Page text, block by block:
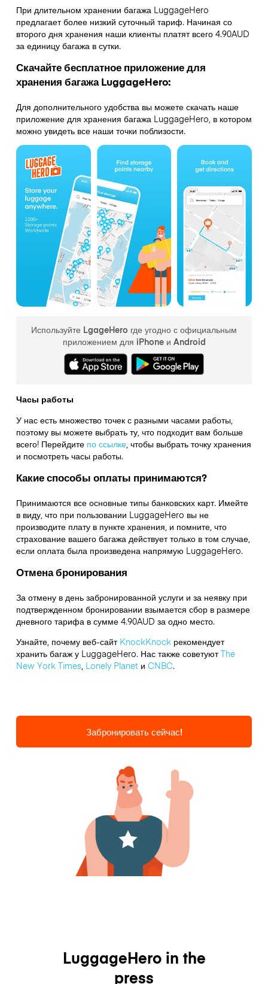
При длительном хранении багажа LuggageHero
предлагает более низкий суточный тариф. Начиная со
второго дня хранения наши клиенты платят всего 4.90AUD
за единицу багажа в сутки.
Скачайте бесплатное приложение для
хранения багажа LuggageHero:
Для дополнительного удобства вы можете скачать наше
приложение для хранения багажа LuggageHero, в котором
можно увидеть все наши точки поблизости.
Используйте LgageHero где угодно с официальным
приложением для iPhone и Android
Часы работы
У нас есть множество точек с разными часами работы,
поэтому вы можете выбрать ту, что подходит вам больше
всего! Перейдите по ссылке, чтобы выбрать точку хранения
и посмотреть часы работы.
Какие способы оплаты принимаются?
Принимаются все основные типы банковских карт. Имейте
в виду, что при пользовании LuggageHero вы не
производите плату в пункте хранения, и помните, что
страхование вашего багажа действует только в том случае,
если оплата была произведена напрямую LuggageHero.
Отмена бронирования
За отмену в день забронированной услуги и за неявку при
подтвержденном бронировании взымается сбор в размере
дневного тарифа в сумме 4.90AUD за одно место.
Узнайте, почему веб-сайт KnockKnockрекомендует
хранить багаж у LuggageHero. Нас также советуютThe
New York Times, Lonely Planetи CNBC.
Забронировать сейчас!
LuggageHero in the
press